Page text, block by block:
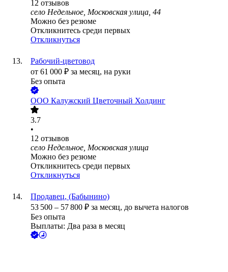
12 отзывов
село Недельное, Московская улица, 44
Можно без резюме
Откликнитесь среди первых
Откликнуться
Рабочий-цветовод
от 61 000 ₽ за месяц, на руки
Без опыта
ООО Калужский Цветочный Холдинг
3.7
•
12 отзывов
село Недельное, Московская улица
Можно без резюме
Откликнитесь среди первых
Откликнуться
Продавец, (Бабынино)
53 500 – 57 800 ₽ за месяц, до вычета налогов
Без опыта
Выплаты: Два раза в месяц